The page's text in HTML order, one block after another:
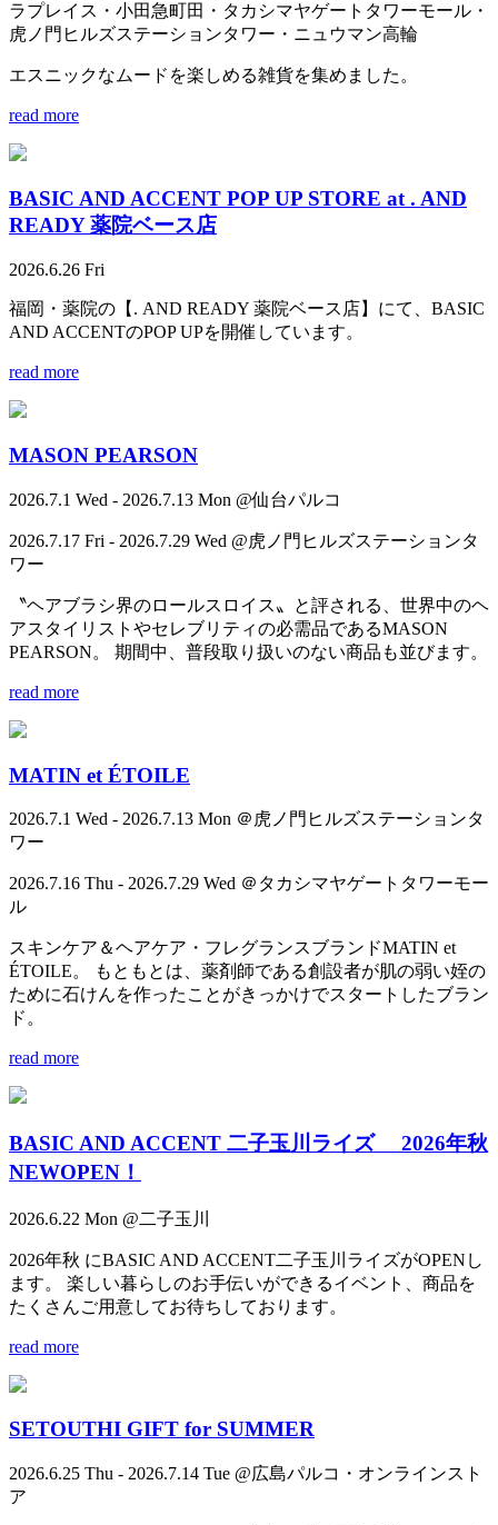
ラプレイス・小田急町田・タカシマヤゲートタワーモール・
虎ノ門ヒルズステーションタワー・ニュウマン高輪
エスニックなムードを楽しめる雑貨を集めました。
read more
BASIC AND ACCENT POP UP STORE at . AND
READY 薬院ベース店
2026.6.26 Fri
福岡・薬院の【. AND READY 薬院ベース店】にて、BASIC
AND ACCENTのPOP UPを開催しています。
read more
MASON PEARSON
2026.7.1 Wed - 2026.7.13 Mon @仙台パルコ
2026.7.17 Fri - 2026.7.29 Wed @虎ノ門ヒルズステーションタ
ワー
〝ヘアブラシ界のロールスロイス〟と評される、世界中のヘ
アスタイリストやセレブリティの必需品であるMASON
PEARSON。 期間中、普段取り扱いのない商品も並びます。
read more
MATIN et ÉTOILE
2026.7.1 Wed - 2026.7.13 Mon ＠虎ノ門ヒルズステーションタ
ワー
2026.7.16 Thu - 2026.7.29 Wed ＠タカシマヤゲートタワーモー
ル
スキンケア＆ヘアケア・フレグランスブランドMATIN et
ÉTOILE。 もともとは、薬剤師である創設者が肌の弱い姪の
ために石けんを作ったことがきっかけでスタートしたブラン
ド。
read more
BASIC AND ACCENT 二子玉川ライズ 2026年秋
NEWOPEN！
2026.6.22 Mon @二子玉川
2026年秋 にBASIC AND ACCENT二子玉川ライズがOPENし
ます。 楽しい暮らしのお手伝いができるイベント、商品を
たくさんご用意してお待ちしております。
read more
SETOUTHI GIFT for SUMMER
2026.6.25 Thu - 2026.7.14 Tue @広島パルコ・オンラインスト
ア